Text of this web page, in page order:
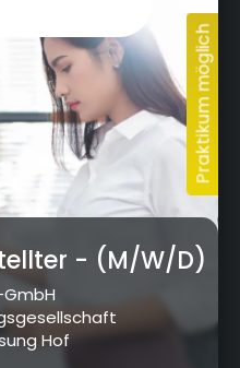
- (M/W/D)
GmbH
Hof